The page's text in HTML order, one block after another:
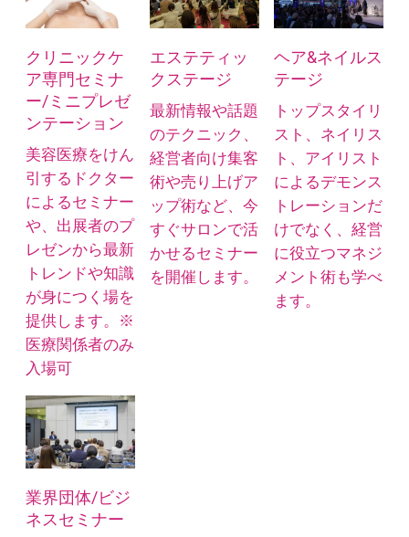
クリニックケ
ア専門セミナ
ー/ミニプレゼ
ンテーション
美容医療をけん
引するドクター
によるセミナー
や、出展者のプ
レゼンから最新
トレンドや知識
が身につく場を
提供します。※
医療関係者のみ
入場可
エステティッ
クステージ
最新情報や話題
のテクニック、
経営者向け集客
術や売り上げア
ップ術など、今
すぐサロンで活
かせるセミナー
を開催します。
ヘア&ネイルス
テージ
トップスタイリ
スト、ネイリス
ト、アイリスト
によるデモンス
トレーションだ
けでなく、経営
に役立つマネジ
メント術も学べ
ます。
業界団体/ビジ
ネスセミナー